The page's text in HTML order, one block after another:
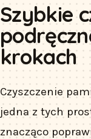
Szybkie
krokach
Czyszczenie
jedna z tych
znacząco